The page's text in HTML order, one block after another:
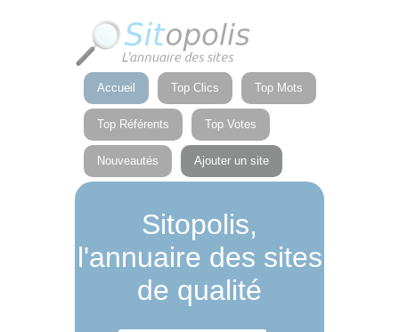
Accueil Top Clics Top Mots
Top Référents Top Votes
Nouveautés Ajouter un site
Sitopolis,
l'annuaire des sites
de qualité